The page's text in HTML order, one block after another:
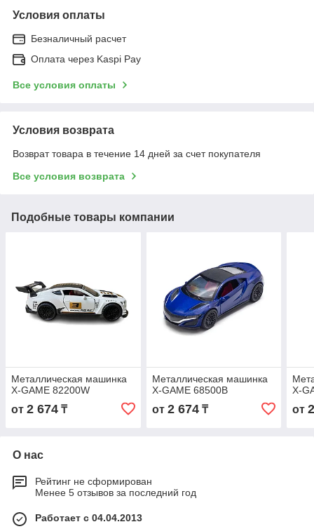
Условия оплаты
Безналичный расчет
Оплата через Kaspi Pay
Все условия оплаты
Условия возврата
Возврат товара в течение 14 дней за счет покупателя
Все условия возврата
Подобные товары компании
Металлическая машинка
X-GAME 82200W
от 2 674 ₸
Металлическая машинка
X-GAME 68500B
от 2 674₸
X-
от
О нас
Рейтинг не сформирован
Менее 5 отзывов за последний год
Работает с 04.04.2013